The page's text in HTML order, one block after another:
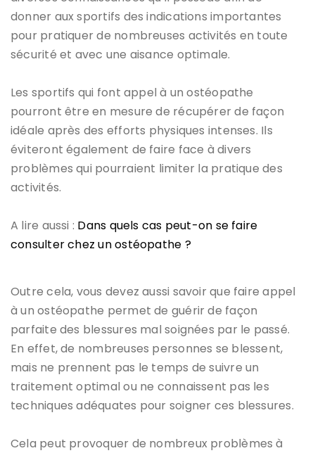
donner aux sportifs des indications importantes
pour pratiquer de nombreuses activités en toute
sécurité et avec une aisance optimale.
Les sportifs qui font appel à un ostéopathe
pourront être en mesure de récupérer de façon
idéale après des efforts physiques intenses. Ils
éviteront également de faire face à divers
problèmes qui pourraient limiter la pratique des
activités.
A lire aussi : Dans quels cas peut-on se faire
consulter chez un ostéopathe ?
Outre cela, vous devez aussi savoir que faire appel
à un ostéopathe permet de guérir de façon
parfaite des blessures mal soignées par le passé.
En effet, de nombreuses personnes se blessent,
mais ne prennent pas le temps de suivre un
traitement optimal ou ne connaissent pas les
techniques adéquates pour soigner ces blessures.
Cela peut provoquer de nombreux problèmes à